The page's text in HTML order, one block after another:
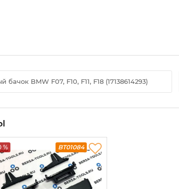
BMW F07, F10, F11, F18 (17138614293)
% BT01084